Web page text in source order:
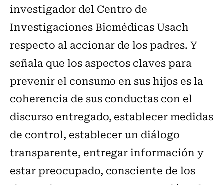
investigador del Centro de
Investigaciones Biomédicas Usach
respecto al accionar de los padres. Y
señala que los aspectos claves para
prevenir el consumo en sus hijos es la
coherencia de sus conductas con el
discurso entregado, establecer medidas
de control, establecer un diálogo
transparente, entregar información y
estar preocupado, consciente de los